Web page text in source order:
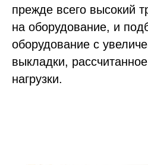
прежде всего высокий
на оборудование, и
оборудование с
выкладки,
нагрузки.